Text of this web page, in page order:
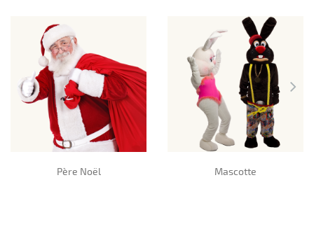
Père Noël Mascotte